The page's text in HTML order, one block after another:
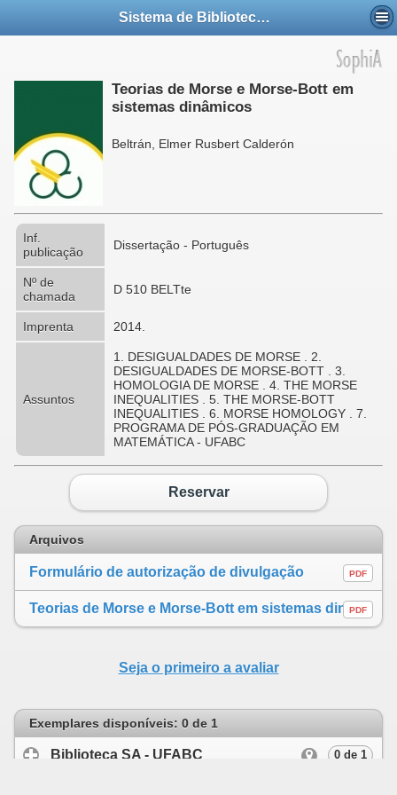
Sistema de Bibliotecas da UFABC
Teorias de Morse e Morse-Bott em
sistemas dinâmicos
Beltrán, Elmer Rusbert Calderón
Inf.
publicação
Dissertação - Português
Nº de
chamada
D 510 BELTte
Imprenta 2014.
Assuntos
1. DESIGUALDADES DE MORSE . 2.
DESIGUALDADES DE MORSE-BOTT . 3.
HOMOLOGIA DE MORSE . 4. THE MORSE
INEQUALITIES . 5. THE MORSE-BOTT
INEQUALITIES . 6. MORSE HOMOLOGY . 7.
PROGRAMA DE PÓS-GRADUAÇÃO EM
MATEMÁTICA - UFABC
Reservar
Arquivos
Formulário de autorização de divulgação PDF
Teorias de Morse e Morse-Bott em sistemas dinâmicos
PDF
Seja o primeiro a avaliar
Exemplares disponíveis: 0 de 1
Biblioteca SA - UFABC 0 de 1
click to expand